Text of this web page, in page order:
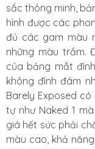
sắc thông minh,
hình được các
đủ các gam màu
những màu trầm.
của bảng mắt
không đình đám
Barely Exposed
tự như Naked 1
giá hết sức phải
màu cao, khả